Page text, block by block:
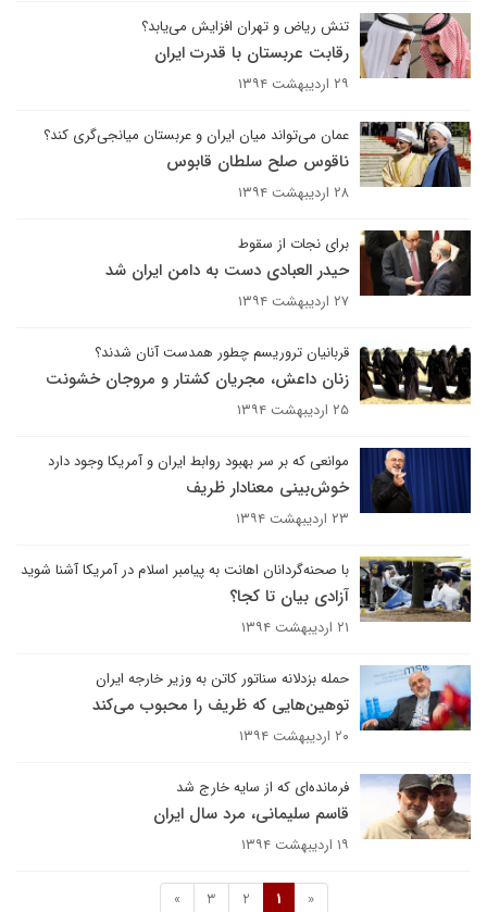
تنش‌ ریاض و تهران افزایش می‌یابد؟
رقابت عربستان با قدرت ایران
۲۹ اردیبهشت ۱۳۹۴
عمان می‌تواند میان ایران و عربستان میانجی‌گری کند؟
ناقوس صلح سلطان قابوس
۲۸ اردیبهشت ۱۳۹۴
برای نجات از سقوط
حیدر العبادی دست به دامن ایران شد
۲۷ اردیبهشت ۱۳۹۴
قربانیان تروریسم چطور همدست آنان شدند؟
زنان داعش، مجریان کشتار و مروجان خشونت
۲۵ اردیبهشت ۱۳۹۴
موانعی که بر سر بهبود روابط ایران و آمریکا وجود دارد
خوش‌بینی معنادار ظریف
۲۳ اردیبهشت ۱۳۹۴
با صحنه‌گردانان اهانت به پیامبر اسلام در آمریکا آشنا شوید
آزادی بیان تا کجا؟
۲۱ اردیبهشت ۱۳۹۴
حمله بزدلانه سناتور کاتن به وزیر خارجه ایران
توهین‌هایی که ظریف را محبوب می‌کند
۲۰ اردیبهشت ۱۳۹۴
فرمانده‌ای که از سایه خارج شد
قاسم سلیمانی، مرد سال ایران
۱۹ اردیبهشت ۱۳۹۴
«
1
2
3
»